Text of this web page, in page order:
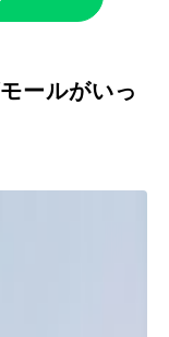
ールがいっ